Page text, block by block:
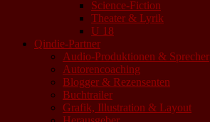
Science-Fiction
Theater & Lyrik
U 18
Qindie-Partner
Audio-Produktionen & Sprecher
Autorencoaching
Blogger & Rezensenten
Buchtrailer
Grafik, Illustration & Layout